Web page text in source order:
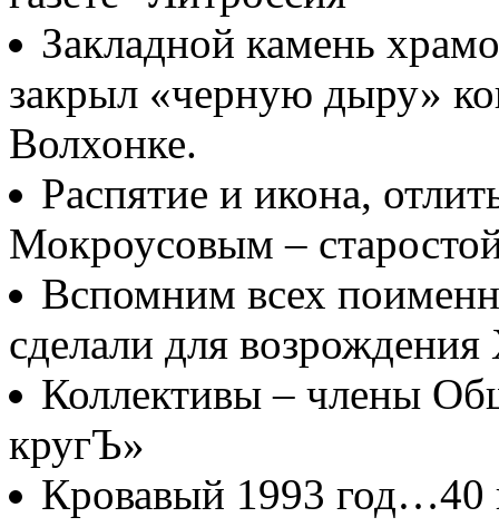
Закладной камень
закрыл «черную дыру»
Волхонке.
Распятие и икона,
Мокроусовым –
Вспомним всех
сделали для
Коллективы – члены
кругЪ»
Кровавый 1993